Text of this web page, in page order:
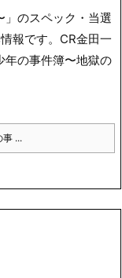
」のスペック・当選
報です。 CR金田一
年の事件簿〜地獄の
事 ...